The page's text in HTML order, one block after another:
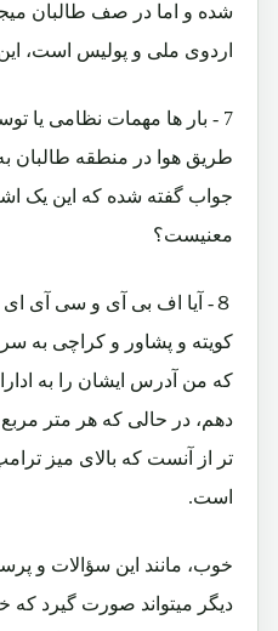
شده و اما در صف طالبان
اردوی ملی و پولیس است،
7 - بار ها مهمات نظامی یا
طریق هوا در منطقه طالبان
جواب گفته شده که این یک
معنیست؟
８- آیا اف بی آی و سی آی ای
کویته و پشاور و کراچی به
که من آدرس ایشان را به
دهم، در حالی که هر متر
تر از آنست که بالای میز
است.
خوب، مانند این سؤالات و
دیگر میتواند صورت گیرد که